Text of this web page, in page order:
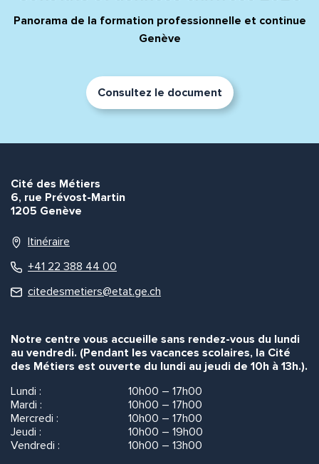
Panorama de la formation professionnelle et continue
Genève
Consultez le document
Cité des Métiers
6, rue Prévost-Martin
1205 Genève
Itinéraire
+41 22 388 44 00
citedesmetiers@etat.ge.ch
Notre centre vous accueille sans rendez-vous du lundi
au vendredi. (Pendant les vacances scolaires, la Cité
des Métiers est ouverte du lundi au jeudi de 10h à 13h.).
Lundi :
10h00 – 17h00
Mardi :
10h00 – 17h00
Mercredi :
10h00 – 17h00
Jeudi :
10h00 – 19h00
Vendredi :
10h00 – 13h00